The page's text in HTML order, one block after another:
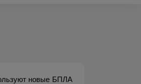
новые БПЛА